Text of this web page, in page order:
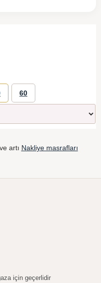
60
artı Nakliye masrafları
için geçerlidir